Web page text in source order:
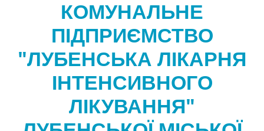
КОМУНАЛЬНЕ
ПІДПРИЄМСТВО
"ЛУБЕНСЬКА ЛІКАРНЯ
ІНТЕНСИВНОГО
ЛІКУВАННЯ"